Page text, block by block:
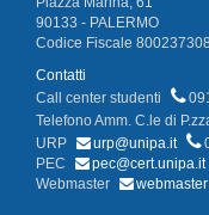
90133 - PALERMO
Codice Fiscale
Contatti
Call center studenti
Telefono Amm. C.le di
URP
urp@unipa.it
PEC
pec@cert.unipa.it
Webmaster